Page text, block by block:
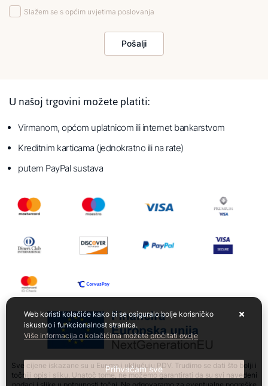
Slažem se s općim uvjetima poslovanja
Pošalji
U našoj trgovini možete platiti:
Virmanom, općom uplatnicom ili internet bankarstvom
Kreditnim karticama (jednokratno ili na rate)
putem PayPal sustava
Sve cijene iskazane su u Eurima i uključuju PDV. Trudimo se dati što bolji i
točniji opis i sliku. Unatoč tome, ne možemo garantirati da su svi navedeni
Web koristi kolačiće kako bi se osiguralo bolje korisničko
iskustvo i funkcionalnost stranica.
Više informacija o kolačićima možete pročitati ovdje
Prihvaćam sve